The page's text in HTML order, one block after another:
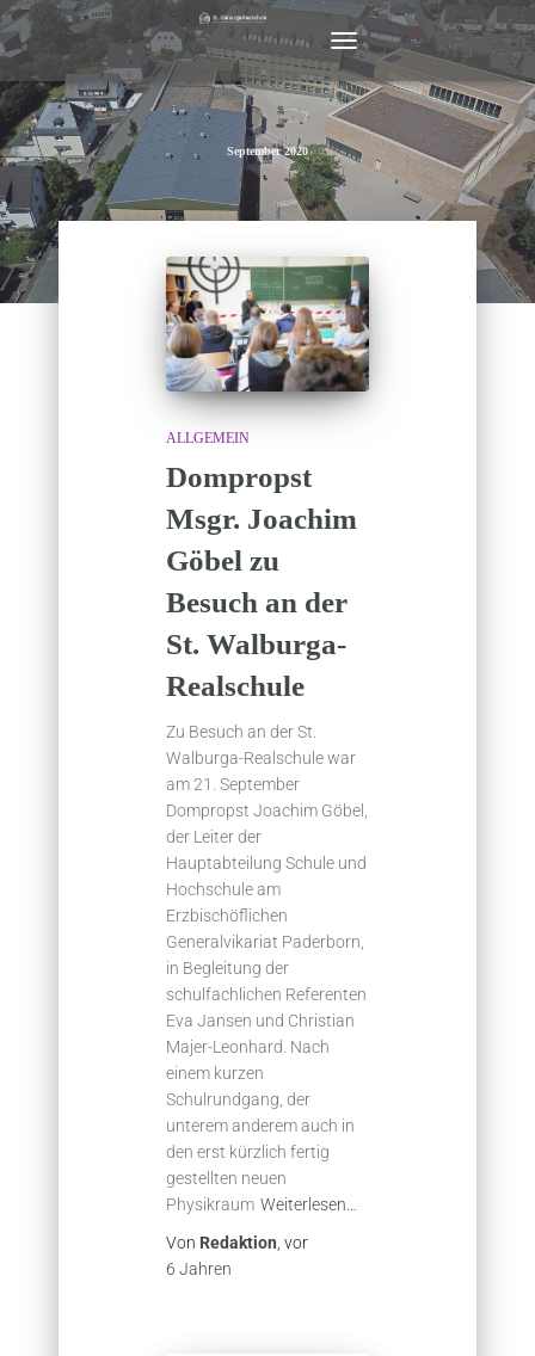
NAVIGATION
UMSCHALTEN
September 2020
ALLGEMEIN
Dompropst
Msgr. Joachim
Göbel zu
Besuch an der
St. Walburga-
Realschule
Zu Besuch an der St.
Walburga-Realschule war
am 21. September
Dompropst Joachim Göbel,
der Leiter der
Hauptabteilung Schule und
Hochschule am
Erzbischöflichen
Generalvikariat Paderborn,
in Begleitung der
schulfachlichen Referenten
Eva Jansen und Christian
Majer-Leonhard. Nach
einem kurzen
Schulrundgang, der
unterem anderem auch in
den erst kürzlich fertig
gestellten neuen
Physikraum Weiterlesen…
Von Redaktion, vor
6 Jahren